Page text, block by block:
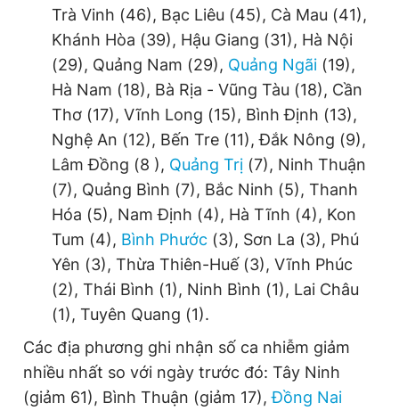
Trà Vinh (46), Bạc Liêu (45), Cà Mau (41),
Khánh Hòa (39), Hậu Giang (31), Hà Nội
(29), Quảng Nam (29), Quảng Ngãi (19),
Hà Nam (18), Bà Rịa - Vũng Tàu (18), Cần
Thơ (17), Vĩnh Long (15), Bình Định (13),
Nghệ An (12), Bến Tre (11), Đắk Nông (9),
Lâm Đồng (8 ), Quảng Trị (7), Ninh Thuận
(7), Quảng Bình (7), Bắc Ninh (5), Thanh
Hóa (5), Nam Định (4), Hà Tĩnh (4), Kon
Tum (4), Bình Phước (3), Sơn La (3), Phú
Yên (3), Thừa Thiên-Huế (3), Vĩnh Phúc
(2), Thái Bình (1), Ninh Bình (1), Lai Châu
(1), Tuyên Quang (1).
Các địa phương ghi nhận số ca nhiễm giảm
nhiều nhất so với ngày trước đó: Tây Ninh
(giảm 61), Bình Thuận (giảm 17),Đồng Nai